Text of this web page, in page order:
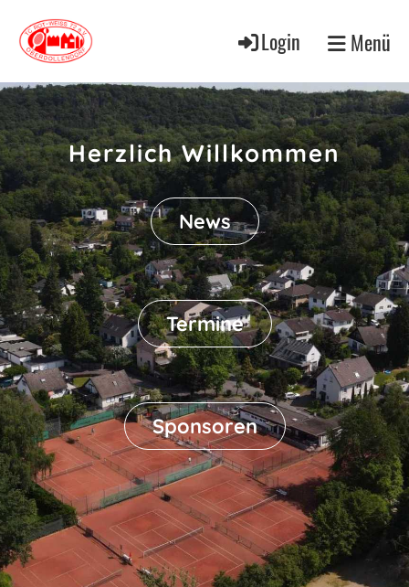
Login Menü
Herzlich Willkommen
News
Termine
Sponsoren